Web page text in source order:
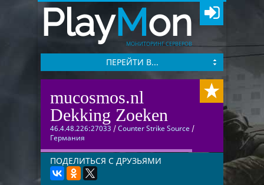
PlayMon
МОНИТОРИНГ СЕРВЕРОВ
ПЕРЕЙТИ В...
mucosmos.nl
Dekking Zoeken
46.4.48.226:27033 /Counter Strike Source /
Германия
ПОДЕЛИТЬСЯ С ДРУЗЬЯМИ